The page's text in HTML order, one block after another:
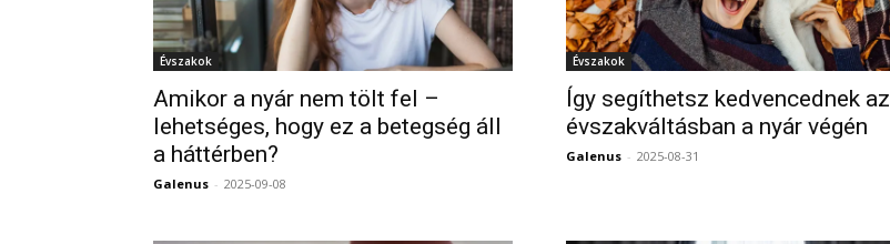
Évszakok
Amikor a nyár nem tölt fel –
lehetséges, hogy ez a betegség áll
a háttérben?
Galenus - 2025-09-08
Évszakok
Így segíthetsz kedvencednek az
évszakváltásban a nyár végén
Galenus - 2025-08-31